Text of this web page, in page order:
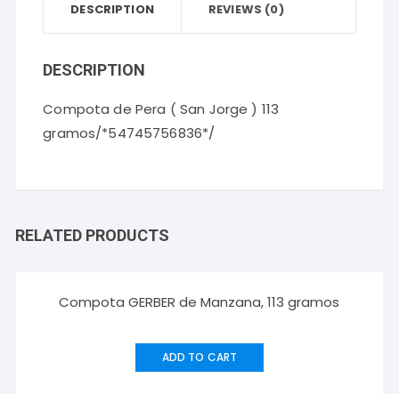
DESCRIPTION REVIEWS (0)
DESCRIPTION
Compota de Pera ( San Jorge ) 113
gramos/*54745756836*/
RELATED PRODUCTS
Compota GERBER de Manzana, 113 gramos
ADD TO CART